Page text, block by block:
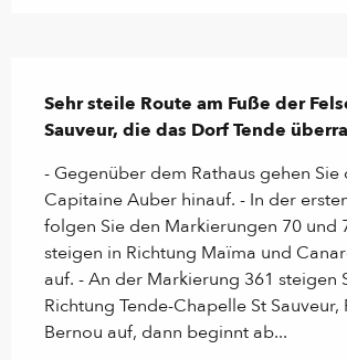
Sehr steile Route am Fuße der
Sauveur, die das Dorf Tende
- Gegenüber dem Rathaus gehen Sie
Capitaine Auber hinauf. - In der
folgen Sie den Markierungen 70 und
steigen in Richtung Maïma und
auf. - An der Markierung 361 steigen
Richtung Tende-Chapelle St Sauveur,
Bernou auf, dann beginnt ab...